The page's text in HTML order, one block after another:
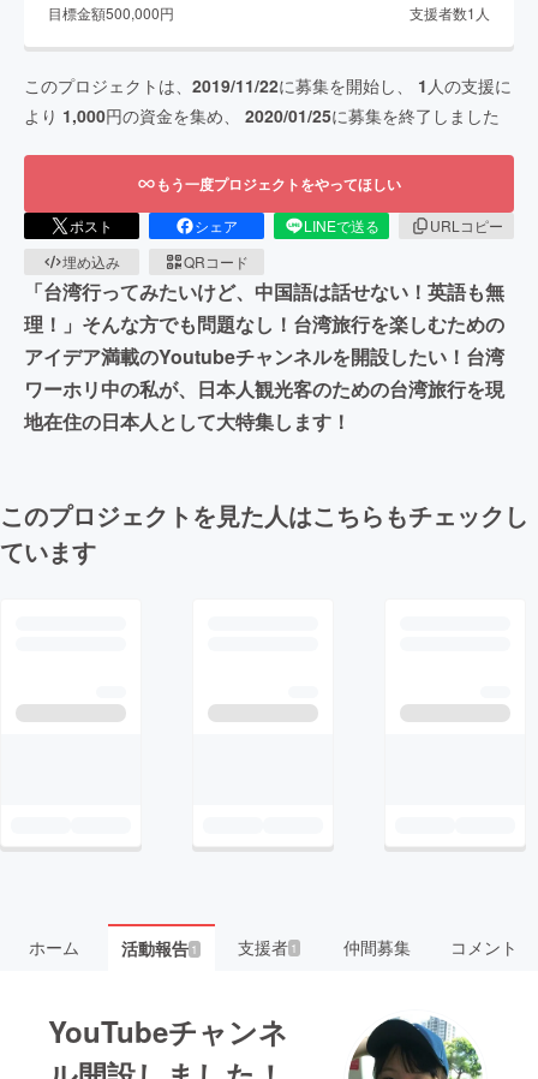
目標金額500,000円 支援者数1 人
このプロジェクトは、 2019/11/22に募集を開始し、 1 人の支援に
より 1,000円の資金を集め、 2020/01/25に募集を終了しました
もう一度プロジェクトをやってほしい
ポスト シェア LINEで送る
URLコピー
埋め込み
QRコード
「台湾行ってみたいけど、中国語は話せない！英語も無
理！」そんな方でも問題なし！台湾旅行を楽しむための
アイデア満載のYoutubeチャンネルを開設したい！台湾
ワーホリ中の私が、日本人観光客のための台湾旅行を現
地在住の日本人として大特集します！
このプロジェクトを見た人はこちらもチェックし
ています
ホーム 活動報告1 支援者 1 仲間募集 コメント
YouTubeチャンネ